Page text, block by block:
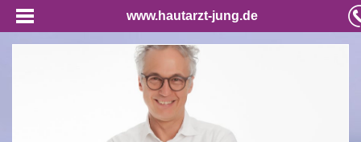
www.hautarzt-jung.de